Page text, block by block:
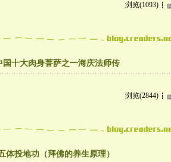
浏览(1093)
国十大肉身菩萨之一海庆法师传
浏览(2844)
体投地功（拜佛的养生原理）